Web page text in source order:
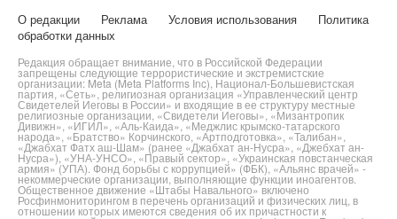
О редакции Реклама Условия использования
Политика
обработки данных
Редакция обращает внимание, что в Российской Федерации
запрещены следующие террористические и экстремистские
организации: Meta (Meta Platforms Inc), Национал-Большевистская
партия, «Сеть», религиозная организация «Управленческий центр
Свидетелей Иеговы в России» и входящие в ее структуру местные
религиозные организации, «Свидетели Иеговы», «Мизантропик
Дивижн», «ИГИЛ», «Аль-Каида», «Меджлис крымско-татарского
народа», «Братство» Корчинского, «Артподготовка», «Талибан»,
«Джабхат Фатх аш-Шам» (ранее «Джабхат ан-Нусра», «Джебхат ан-
Нусра»), «УНА-УНСО», «Правый сектор», «Украинская повстанческая
армия» (УПА). Фонд борьбы с коррупцией» (ФБК), «Альянс врачей» -
некоммерческие организации, выполняющие функции иноагентов.
Общественное движение «Штабы Навального» включено
Росфинмониторингом в перечень организаций и физических лиц, в
отношении которых имеются сведения об их причастности к